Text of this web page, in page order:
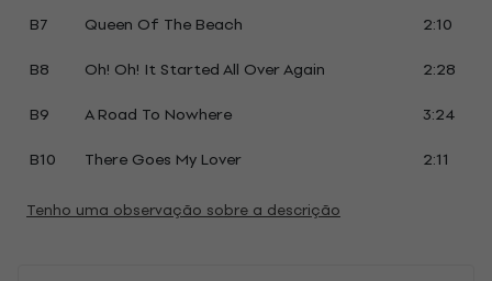
B7
Queen Of The Beach
2:10
B8
Oh! Oh! It Started All Over Again
2:28
B9
A Road To Nowhere
3:24
B10
There Goes My Lover 2:11
Tenho uma observação sobre a descrição